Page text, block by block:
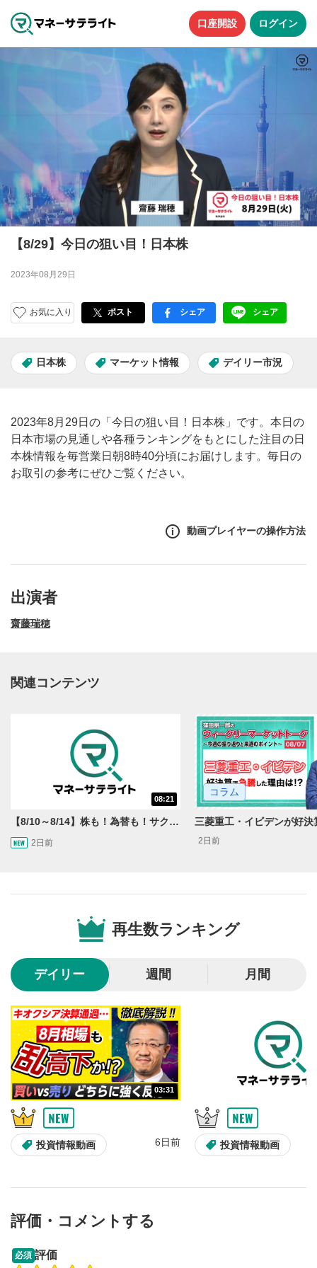
口座開設 ログイン
【8/29】今日の狙い目！日本株
2023年08月29日
お気に入り ポスト facebook
シェア LINE
シェア
日本株 マーケット情報 デイリー市況
2023年8月29日の「今日の狙い目！日本株」です。本日の
日本市場の見通しや各種ランキングをもとにした注目の日
本株情報を毎営業日朝8時40分頃にお届けします。毎日の
お取引の参考にぜひご覧ください。
動画プレイヤーの操作方法
動画再生エリア
動画再生エリアをクリックすると、動画を再生または
一時停止します。
2
再生/一時停止
動画を再生または一時停止します。
10秒戻し/10秒送り
10秒、動画を巻き戻し/早送りします。
シークバー
再生位置を示しています。再生したい位置をクリック
するとその位置から動画が再生されます。
6
画質/再生速度の設定
画質の選択/再生速度の変更ができます。
7
音量調整
スライダーを上下すると音量が調整できます。
8
全画面表示
出演者
齋藤瑞穂
関連コンテンツ
08:21
【8/10～8/14】株も！為替も！サクッと！来週のマーケット見通し＜Next View＞
2日前
コラム
2日前
再生数ランキング
デイリー 週間 月間
03:31
投資情報動画 6日前 投資情報動画
評価・コメントする
必須 評価